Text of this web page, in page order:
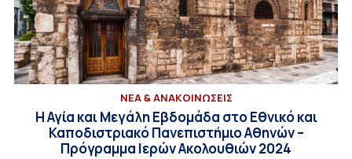
ΝΕΑ & ΑΝΑΚΟΙΝΩΣΕΙΣ
Η Αγία και Μεγάλη Εβδομάδα στο Εθνικό και
Καποδιστριακό Πανεπιστήμιο Αθηνών –
Πρόγραμμα Ιερών Ακολουθιών 2024